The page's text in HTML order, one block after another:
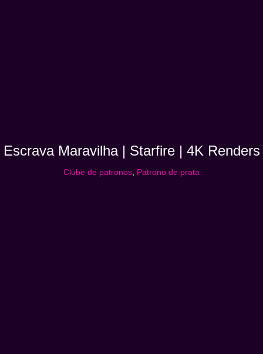
Escrava Maravilha | Starfire | 4K Renders
Clube de patronos, Patrono de prata